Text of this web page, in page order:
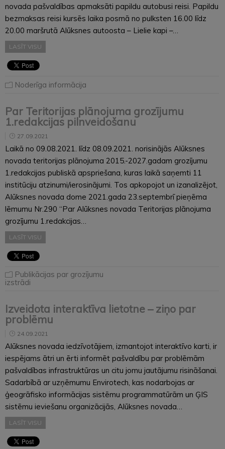
novada pašvaldības apmaksāti papildu autobusi reisi. Papildu
bezmaksas reisi kursēs laika posmā no pulksten 16.00 līdz
20.00 maršrutā Alūksnes autoosta – Lielie kapi –…
LASĪT VISU
Noderīga informācija
Par Teritorijas plānojuma grozījumu
1.redakcijas pilnveidošanu
27.09.2021
Laikā no 09.08.2021. līdz 08.09.2021. norisinājās Alūksnes
novada teritorijas plānojuma 2015.-2027.gadam grozījumu
1.redakcijas publiskā apspriešana, kuras laikā saņemti 11
institūciju atzinumi/ierosinājumi. Tos apkopojot un izanalizējot,
Alūksnes novada dome 2021.gada 23.septembrī pieņēma
lēmumu Nr.290 “Par Alūksnes novada Teritorijas plānojuma
grozījumu 1.redakcijas…
LASĪT VISU
Publikācijas par grozījumu
izstrādi
Izveidota interaktīva lietotne – ziņo par
problēmu
24.09.2021
Alūksnes novada iedzīvotājiem, izmantojot interaktīvo karti, ir
iespējams ātri un ērti informēt pašvaldību par problēmām
pašvaldības infrastruktūras un citu jomu jautājumu risināšanai.
Sadarbībā ar uzņēmumu Envirotech, kas nodarbojas ar
ģeogrāfisko informācijas sistēmu programmatūrām un ĢIS
sistēmu ieviešanu organizācijās, Alūksnes novada…
LASĪT VISU